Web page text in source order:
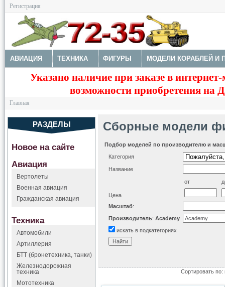
Регистрация
АВИАЦИЯ ТЕХНИКА ФИГУРЫ МОДЕЛИ КОРАБЛЕЙ И
ДОПОЛНЕНИЯ КРАСКИ И ИНСТРУМЕНТЫ
Указано наличие при заказе в
возможности приобретения на
Главная
Сборные модели
Подбор моделей по производителю и
Категория
Название
Цена
от
Масштаб:
Производитель: Academy
искать в подкатегориях
Сортировать
РАЗДЕЛЫ
Новое на сайте
Авиация
Вертолеты
Военная авиация
Гражданская авиация
Техника
Автомобили
Артиллерия
БТТ (бронетехника, танки)
Железнодорожная
техника
Мототехника